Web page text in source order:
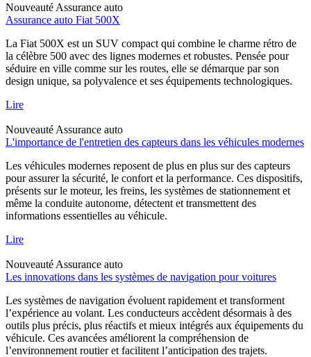
Nouveauté Assurance auto
Assurance auto Fiat 500X
La Fiat 500X est un SUV compact qui combine le charme rétro de
la célèbre 500 avec des lignes modernes et robustes. Pensée pour
séduire en ville comme sur les routes, elle se démarque par son
design unique, sa polyvalence et ses équipements technologiques.
Lire
Nouveauté Assurance auto
L'importance de l'entretien des capteurs dans les véhicules modernes
Les véhicules modernes reposent de plus en plus sur des capteurs
pour assurer la sécurité, le confort et la performance. Ces dispositifs,
présents sur le moteur, les freins, les systèmes de stationnement et
même la conduite autonome, détectent et transmettent des
informations essentielles au véhicule.
Lire
Nouveauté Assurance auto
Les innovations dans les systèmes de navigation pour voitures
Les systèmes de navigation évoluent rapidement et transforment
l’expérience au volant. Les conducteurs accèdent désormais à des
outils plus précis, plus réactifs et mieux intégrés aux équipements du
véhicule. Ces avancées améliorent la compréhension de
l’environnement routier et facilitent l’anticipation des trajets.